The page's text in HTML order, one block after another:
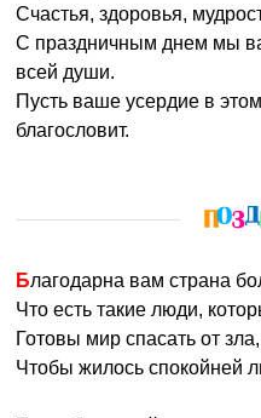
Счастья, здоровья,
С праздничным днем мы
всей души.
Пусть ваше усердие в
благословит.
Благодарна вам страна
Что есть такие люди,
Готовы мир спасать от зла,
Чтобы жилось спокойней